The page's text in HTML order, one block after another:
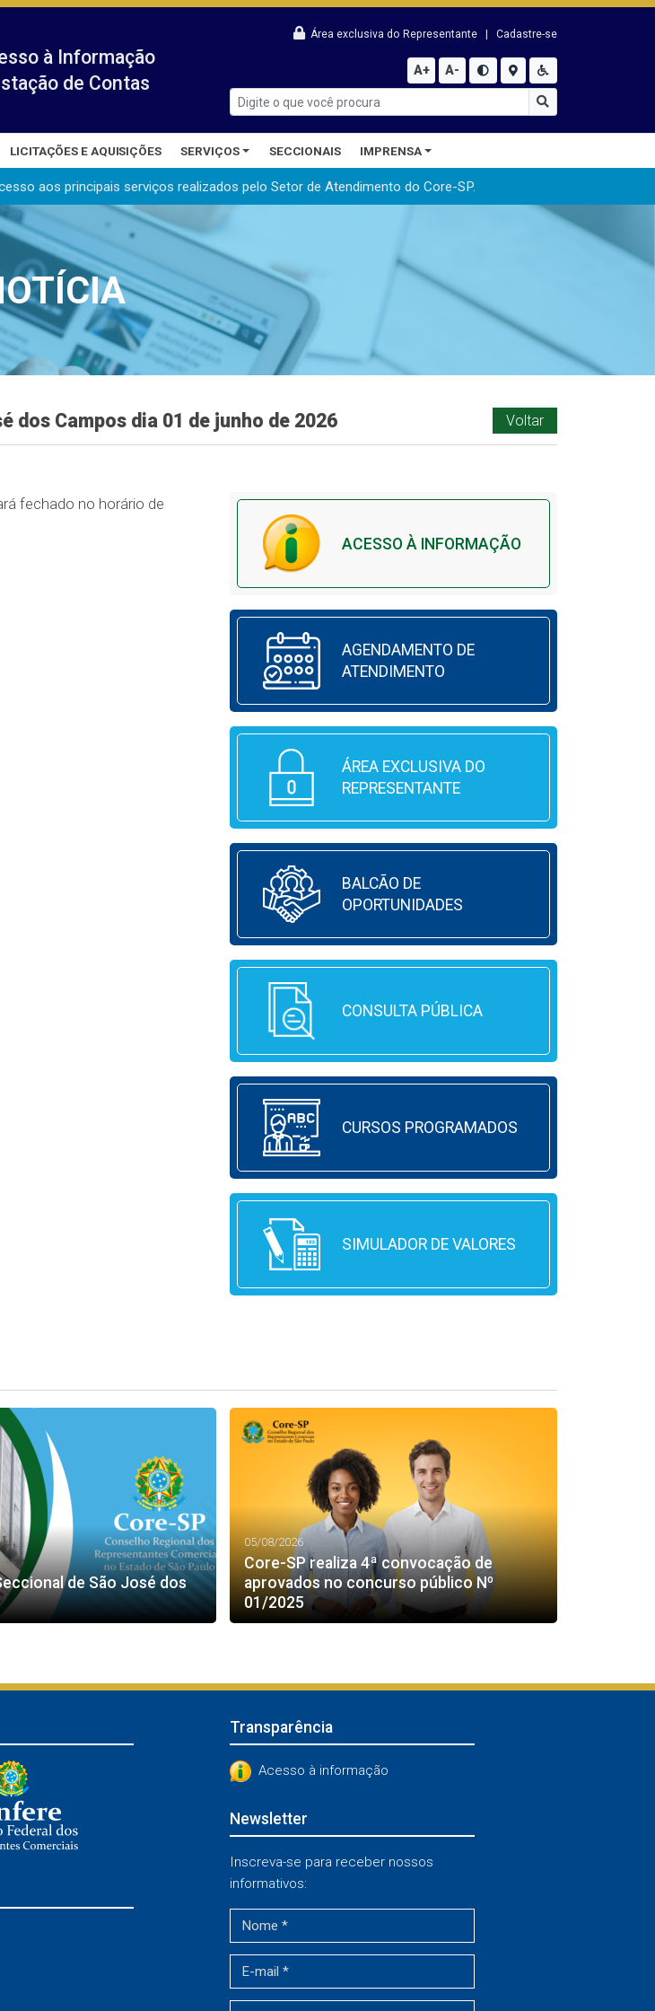
à Informação
de Contas
Área exclusiva do Representante Cadastre-se
A+ A-
LICITAÇÕES E AQUISIÇÕES SERVIÇOS SECCIONAIS IMPRENSA
aos principais serviços realizados pelo Setor de Atendimento do Core-SP.
Campos dia 01 de junho de 2026 Voltar
fechado no horário de
ACESSO À INFORMAÇÃO
AGENDAMENTO DE
ATENDIMENTO
ÁREA EXCLUSIVA DO
REPRESENTANTE
BALCÃO DE
OPORTUNIDADES
CONSULTA PÚBLICA
CURSOS PROGRAMADOS
SIMULADOR DE VALORES
de São José dos
05/08/2026
Core-SP realiza 4ª convocação de
aprovados no concurso público Nº
01/2025
Transparência
Acesso à informação
Newsletter
Inscreva-se para receber nossos
informativos: